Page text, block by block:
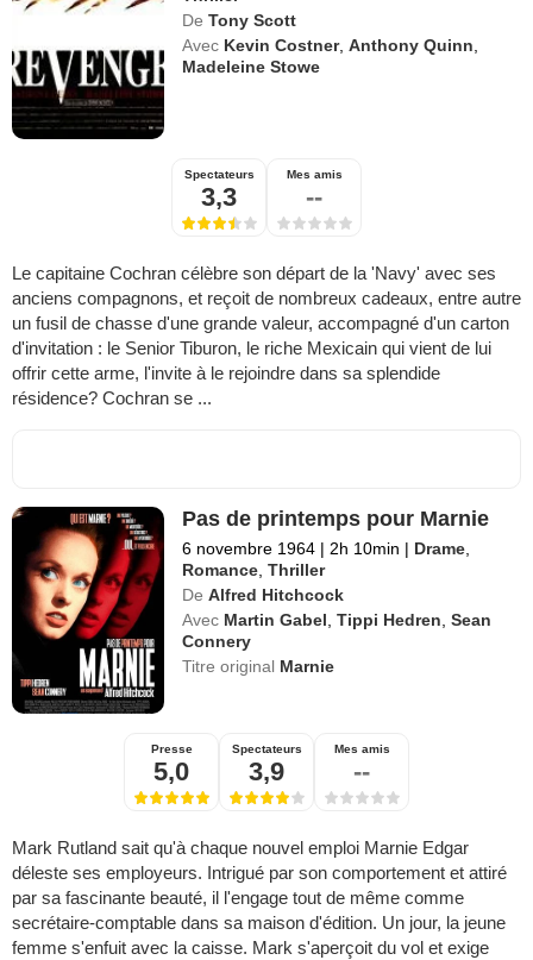
De Tony Scott
Avec Kevin Costner,Anthony Quinn
Madeleine Stowe
Spectateurs
3,3
Mes amis
--
Le capitaine Cochran célèbre son départ de la 'Navy' avec ses
anciens compagnons, et reçoit de nombreux cadeaux, entre autre
un fusil de chasse d'une grande valeur, accompagné d'un carton
d'invitation : le Senior Tiburon, le riche Mexicain qui vient de lui
offrir cette arme, l'invite à le rejoindre dans sa splendide
résidence? Cochran se ...
Pas de printemps pour Marnie
6 novembre 1964 | 2h 10min | Drame
Romance ,Thriller
De Alfred Hitchcock
Avec Martin Gabel ,Tippi Hedren ,Sean
Connery
Titre original Marnie
Presse
5,0
Spectateurs
3,9
Mes amis
--
Mark Rutland sait qu'à chaque nouvel emploi Marnie Edgar
déleste ses employeurs. Intrigué par son comportement et attiré
par sa fascinante beauté, il l'engage tout de même comme
secrétaire-comptable dans sa maison d'édition. Un jour, la jeune
femme s'enfuit avec la caisse. Mark s'aperçoit du vol et exige